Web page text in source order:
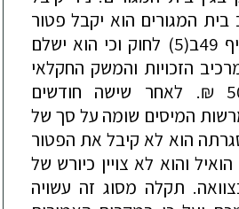
בית המגורים הוא יקבל פטור
49ב(5) לחוק וכי הוא ישלם
הזכויות והמשק החקלאי
₪
. לאחר שישה חודשים
המיסים שומה על סך של
הוא לא קיבל את הפטור
הואיל והוא לא צויין כיורש של
. תקלה מסוג זה עשויה